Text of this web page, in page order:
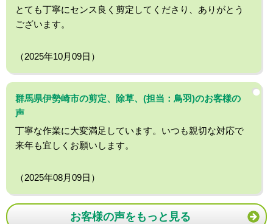
とても丁寧にセンス良く剪定してくださり、ありがとう
ございます。
（2025年10月09日）
群馬県伊勢崎市の剪定、除草、(担当：鳥羽)のお客様の
声
丁寧な作業に大変満足しています。いつも親切な対応で
来年も宜しくお願いします。
（2025年08月09日）
お客様の声をもっと見る